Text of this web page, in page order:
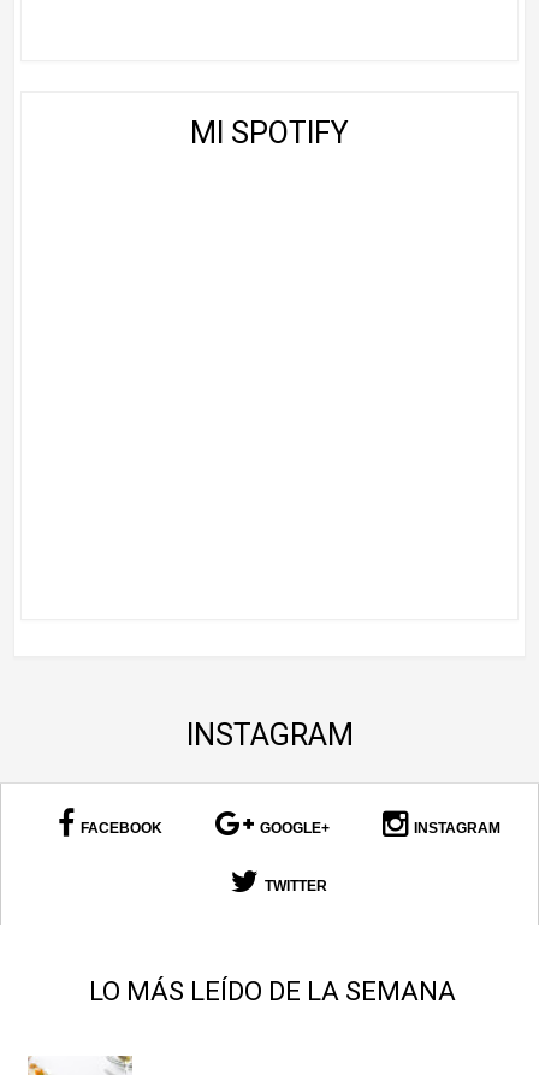
MI SPOTIFY
INSTAGRAM
FACEBOOK GOOGLE+ INSTAGRAM
TWITTER
LO MÁS LEÍDO DE LA SEMANA